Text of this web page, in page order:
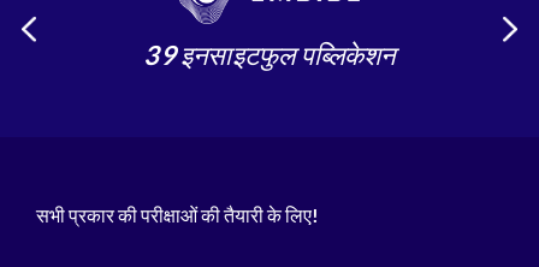
39 इनसाइटफुल पब्लिकेशन
सभी प्रकार की परीक्षाओं की तैयारी के लिए!